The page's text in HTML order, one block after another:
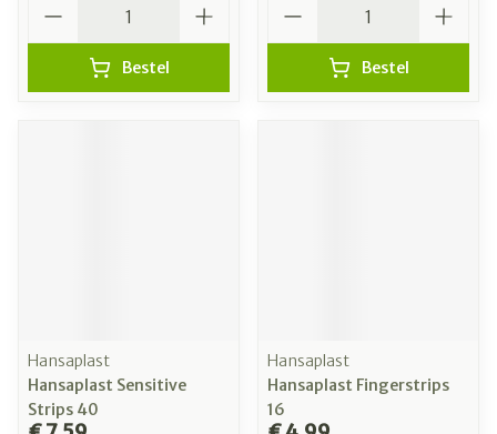
Bestel Bestel
Hansaplast
Hansaplast Sensitive
Strips 40
Hansaplast
Hansaplast Fingerstrips
16